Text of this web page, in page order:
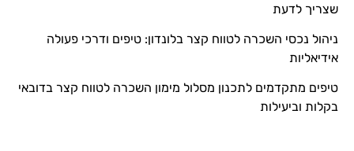
שצריך לדעת
ניהול נכסי השכרה לטווח קצר בלונדון: טיפים ודרכי פעולה
אידיאליות
טיפים מתקדמים לתכנון מסלול מימון השכרה לטווח קצר בדובאי
בקלות וביעילות